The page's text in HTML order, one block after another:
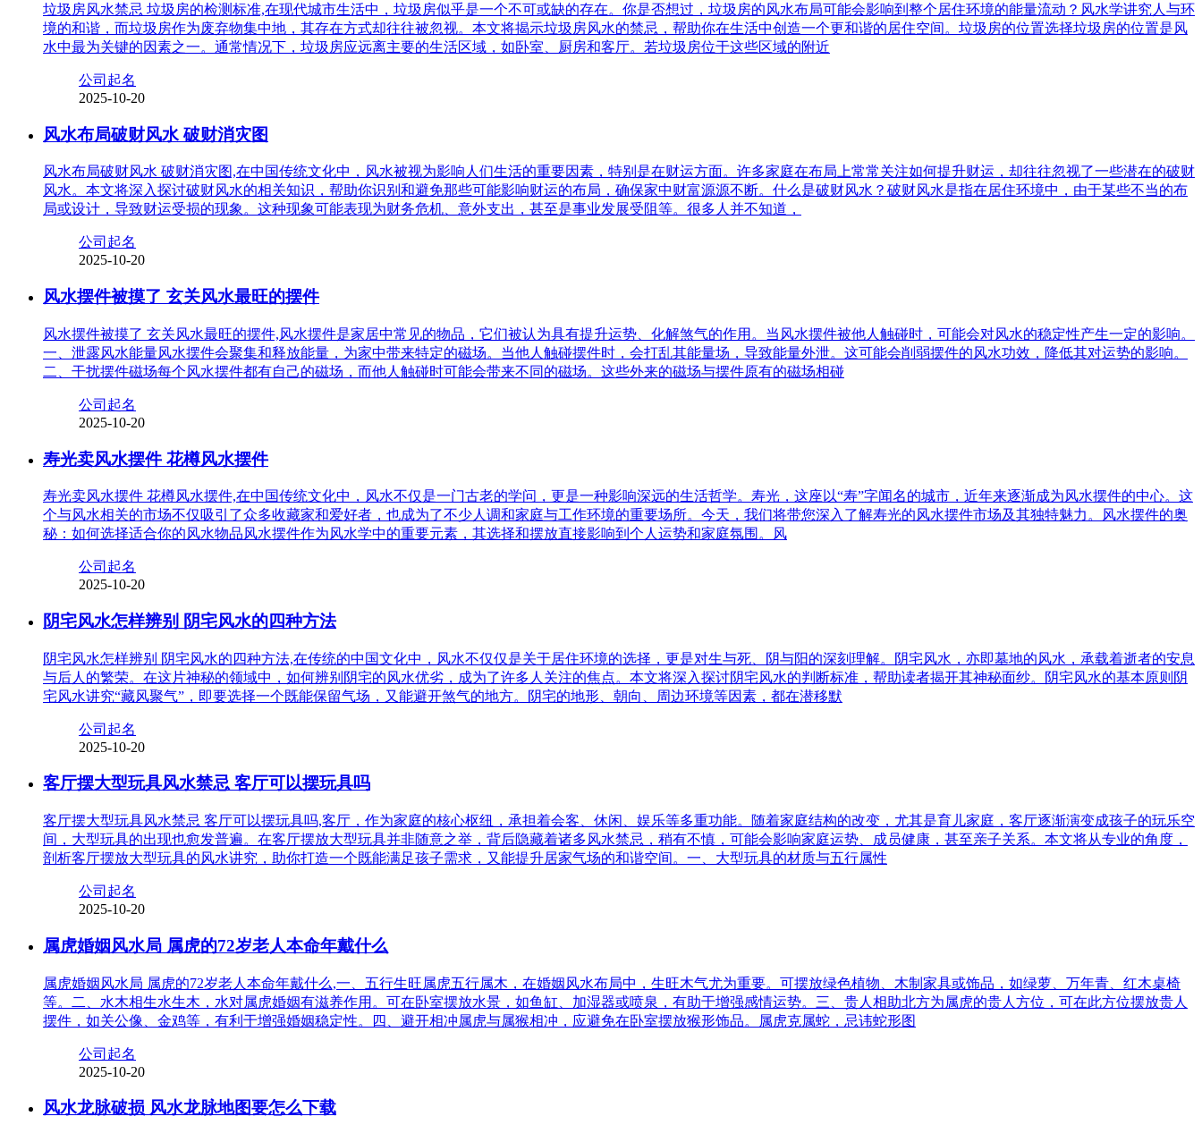
垃圾房风水禁忌 垃圾房的检测标准,在现代城市生活中，垃圾房似乎是一个不可或缺的存在。你是否想过，垃圾房的风水布局可能会影响到整个居住环境的能量流动？风水学讲究人与环
境的和谐，而垃圾房作为废弃物集中地，其存在方式却往往被忽视。本文将揭示垃圾房风水的禁忌，帮助你在生活中创造一个更和谐的居住空间。垃圾房的位置选择垃圾房的位置是风
水中最为关键的因素之一。通常情况下，垃圾房应远离主要的生活区域，如卧室、厨房和客厅。若垃圾房位于这些区域的附近
公司起名
2025-10-20
风水布局破财风水 破财消灾图
风水布局破财风水 破财消灾图,在中国传统文化中，风水被视为影响人们生活的重要因素，特别是在财运方面。许多家庭在布局上常常关注如何提升财运，却往往忽视了一些潜在的破财
风水。本文将深入探讨破财风水的相关知识，帮助你识别和避免那些可能影响财运的布局，确保家中财富源源不断。什么是破财风水？破财风水是指在居住环境中，由于某些不当的布
局或设计，导致财运受损的现象。这种现象可能表现为财务危机、意外支出，甚至是事业发展受阻等。很多人并不知道，
公司起名
2025-10-20
风水摆件被摸了 玄关风水最旺的摆件
风水摆件被摸了 玄关风水最旺的摆件,风水摆件是家居中常见的物品，它们被认为具有提升运势、化解煞气的作用。当风水摆件被他人触碰时，可能会对风水的稳定性产生一定的影响。
一、泄露风水能量风水摆件会聚集和释放能量，为家中带来特定的磁场。当他人触碰摆件时，会打乱其能量场，导致能量外泄。这可能会削弱摆件的风水功效，降低其对运势的影响。
二、干扰摆件磁场每个风水摆件都有自己的磁场，而他人触碰时可能会带来不同的磁场。这些外来的磁场与摆件原有的磁场相碰
公司起名
2025-10-20
寿光卖风水摆件 花樽风水摆件
寿光卖风水摆件 花樽风水摆件,在中国传统文化中，风水不仅是一门古老的学问，更是一种影响深远的生活哲学。寿光，这座以“寿”字闻名的城市，近年来逐渐成为风水摆件的中心。这
个与风水相关的市场不仅吸引了众多收藏家和爱好者，也成为了不少人调和家庭与工作环境的重要场所。今天，我们将带您深入了解寿光的风水摆件市场及其独特魅力。风水摆件的奥
秘：如何选择适合你的风水物品风水摆件作为风水学中的重要元素，其选择和摆放直接影响到个人运势和家庭氛围。风
公司起名
2025-10-20
阴宅风水怎样辨别 阴宅风水的四种方法
阴宅风水怎样辨别 阴宅风水的四种方法,在传统的中国文化中，风水不仅仅是关于居住环境的选择，更是对生与死、阴与阳的深刻理解。阴宅风水，亦即墓地的风水，承载着逝者的安息
与后人的繁荣。在这片神秘的领域中，如何辨别阴宅的风水优劣，成为了许多人关注的焦点。本文将深入探讨阴宅风水的判断标准，帮助读者揭开其神秘面纱。阴宅风水的基本原则阴
宅风水讲究“藏风聚气”，即要选择一个既能保留气场，又能避开煞气的地方。阴宅的地形、朝向、周边环境等因素，都在潜移默
公司起名
2025-10-20
客厅摆大型玩具风水禁忌 客厅可以摆玩具吗
客厅摆大型玩具风水禁忌 客厅可以摆玩具吗,客厅，作为家庭的核心枢纽，承担着会客、休闲、娱乐等多重功能。随着家庭结构的改变，尤其是育儿家庭，客厅逐渐演变成孩子的玩乐空
间，大型玩具的出现也愈发普遍。在客厅摆放大型玩具并非随意之举，背后隐藏着诸多风水禁忌，稍有不慎，可能会影响家庭运势、成员健康，甚至亲子关系。本文将从专业的角度，
剖析客厅摆放大型玩具的风水讲究，助你打造一个既能满足孩子需求，又能提升居家气场的和谐空间。一、大型玩具的材质与五行属性
公司起名
2025-10-20
属虎婚姻风水局 属虎的72岁老人本命年戴什么
属虎婚姻风水局 属虎的72岁老人本命年戴什么,一、五行生旺属虎五行属木，在婚姻风水布局中，生旺木气尤为重要。可摆放绿色植物、木制家具或饰品，如绿萝、万年青、红木桌椅
等。二、水木相生水生木，水对属虎婚姻有滋养作用。可在卧室摆放水景，如鱼缸、加湿器或喷泉，有助于增强感情运势。三、贵人相助北方为属虎的贵人方位，可在此方位摆放贵人
摆件，如关公像、金鸡等，有利于增强婚姻稳定性。四、避开相冲属虎与属猴相冲，应避免在卧室摆放猴形饰品。属虎克属蛇，忌讳蛇形图
公司起名
2025-10-20
风水龙脉破损 风水龙脉地图要怎么下载